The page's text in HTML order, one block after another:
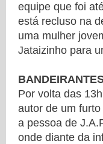
equipe que foi
está recluso na
uma mulher
Jataizinho para
Por volta das
autor de um
a pessoa de
onde diante da